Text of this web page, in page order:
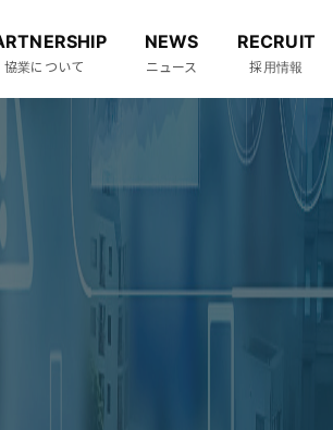
協業について
NEWS
ニュース
RECRUIT
採用情報